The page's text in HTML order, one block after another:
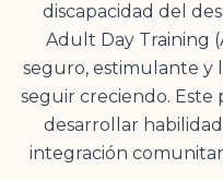
discapacidad del
Adult Day Training
seguro, estimulante y
seguir creciendo. Este
desarrollar
integración